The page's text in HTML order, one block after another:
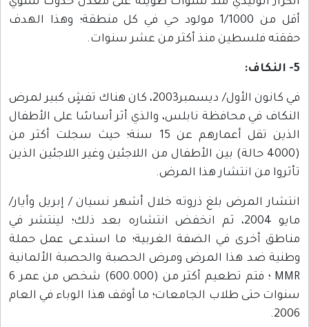
أقل من 1/1000 مولود حي في كل منطقة؛ وهذا الهدف
حققته فلسطين منذ أكثر من عشر سنوات.
5- النكاف:
في كانون الأول/ ديسمبر2003، كان هناك تفشٍ كبير لمرض
النكاف في محافظة نابلس، والذي أثر أساسًا على الأطفال
الذين تقل أعمارهم عن 15 سنة؛ حيث سجلت أكثر من
(4000 حالة) بين الأطفال من اللاجئين وغير اللاجئين الذين
تأثروا من انتشار هذا المرض.
انتشار المرض بلغ ذروته خلال أشهر نسيان / إبريل وأيار/
مايو 2004، ثم انخفض انتشاره بعد ذلك؛ لينتشر في
مناطق أخرى في الضفة الغربية؛ ما استدعى عمل حملة
وطنية ضد هذا المرض ومرض الحصبة والحصبة الألمانية
MMR ؛ فتم تطعيم أكثر من (600.000) شخص من عمر 6
سنوات حتى طلاب الجامعات؛ ما أوقف هذا الوباء في العام
2006.